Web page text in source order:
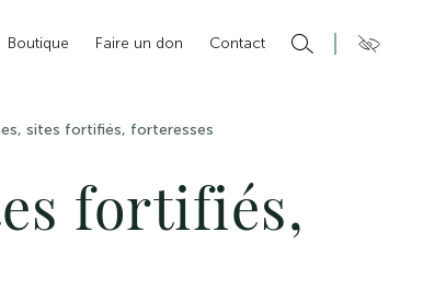
Boutique Faire un don
Contact
sites fortifiés, forteresses
fortifiés,